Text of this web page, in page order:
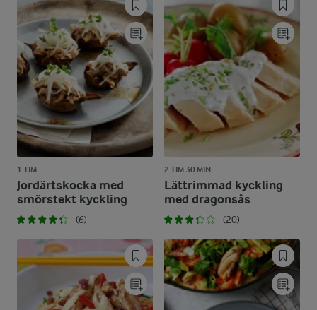
1 TIM
Jordärtskocka med
smörstekt kyckling
(6)
2 TIM 30 MIN
Lättrimmad kyckling
med dragonsås
(20)